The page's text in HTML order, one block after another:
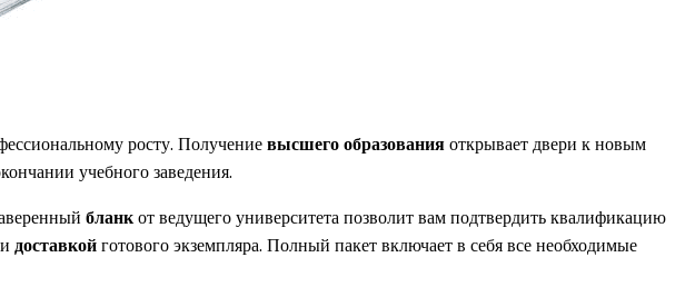
росту. Получениевысшего образованияоткрывает двери к новым
учебного заведения.
бланкот ведущего университета позволит вам подтвердить квалификацию
доставкойготового экземпляра. Полный пакет включает в себя все необходимые